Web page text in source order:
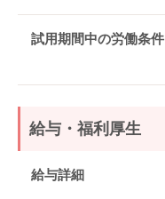
試用期間中の労働条件
給与・福利厚生
給与詳細